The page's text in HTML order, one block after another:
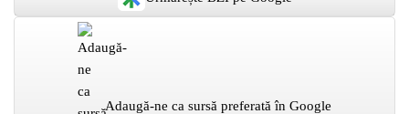
Adaugă-ne ca sursă preferată în Google